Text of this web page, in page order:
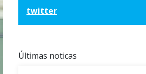
twitter
Últimas noticas